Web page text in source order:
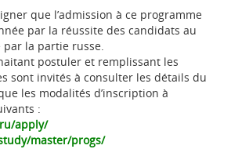
que l’admission à ce programme
par la réussite des candidats au
par la partie russe.
postuler et remplissant les
sont invités à consulter les détails du
les modalités d’inscription à
:
apply/
master/progs/